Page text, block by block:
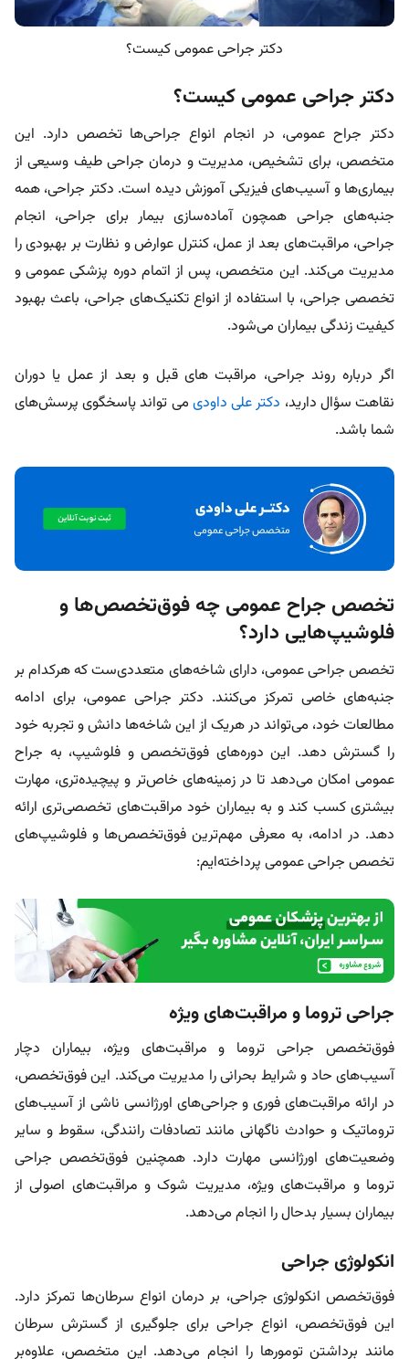
دکتر جراحی عمومی کیست؟
دکتر جراحی عمومی کیست؟
دکتر جراح عمومی، در انجام انواع جراحی‌ها تخصص دارد. این
متخصص، برای تشخیص، مدیریت و درمان جراحی طیف وسیعی از
بیماری‌ها و آسیب‌های فیزیکی آموزش دیده است. دکتر جراحی، همه
جنبه‌های جراحی همچون آماده‌سازی بیمار برای جراحی، انجام
جراحی، مراقبت‌های بعد از عمل، کنترل عوارض و نظارت بر بهبودی را
مدیریت می‌کند. این متخصص، پس از اتمام دوره پزشکی عمومی و
تخصصی جراحی، با استفاده از انواع تکنیک‌های جراحی، باعث بهبود
کیفیت زندگی بیماران می‌شود.
اگر درباره روند جراحی، مراقبت‌ های قبل و بعد از عمل یا دوران
نقاهت سؤال دارید، دکتر علی داودی می‌ تواند پاسخگوی پرسش‌های
شما باشد.
تخصص جراح عمومی چه فوق‌تخصص‌ها و
فلوشیپ‌هایی دارد؟
تخصص جراحی عمومی، دارای شاخه‌های متعددی‌ست که هرکدام بر
جنبه‌های خاصی تمرکز می‌کنند. دکتر جراحی عمومی، برای ادامه
مطالعات خود، می‌تواند در هریک از این شاخه‌ها دانش و تجربه خود
را گسترش دهد. این دوره‌های فوق‌تخصص و فلوشیپ، به جراح
عمومی امکان می‌دهد تا در زمینه‌های خاص‌تر و پیچیده‌تری، مهارت
بیشتری کسب کند و به بیماران خود مراقبت‌های تخصصی‌تری ارائه
دهد. در ادامه، به معرفی مهم‌ترین فوق‌تخصص‌ها و فلوشیپ‌های
تخصص جراحی عمومی پرداخته‌ایم:
جراحی تروما و مراقبت‌های ویژه
فوق‌تخصص جراحی تروما و مراقبت‌های ویژه، بیماران دچار
آسیب‌های حاد و شرایط بحرانی را مدیریت می‌کند. این فوق‌تخصص،
در ارائه مراقبت‌های فوری و جراحی‌های اورژانسی ناشی از آسیب‌های
تروماتیک و حوادث ناگهانی مانند تصادفات رانندگی، سقوط و سایر
وضعیت‌های اورژانسی مهارت دارد. همچنین فوق‌تخصص جراحی
تروما و مراقبت‌های ویژه، مدیریت شوک و مراقبت‌های اصولی از
بیماران بسیار بدحال را انجام می‌دهد.
انکولوژی جراحی
فوق‌تخصص انکولوژی جراحی، بر درمان انواع سرطان‌ها تمرکز دارد.
این فوق‌تخصص، انواع جراحی برای جلوگیری از گسترش سرطان
مانند برداشتن تومورها را انجام می‌دهد. این متخصص، علاوه‌بر